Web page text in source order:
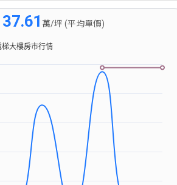
37.61 萬/坪 (平均單價)